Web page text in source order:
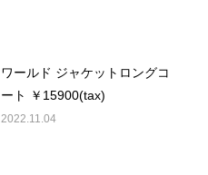
ワールド ジャケットロングコ
ート ￥15900(tax)
2022.11.04